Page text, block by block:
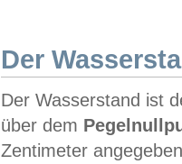
Der
Der Wasserstand ist
über dem
Zentimeter